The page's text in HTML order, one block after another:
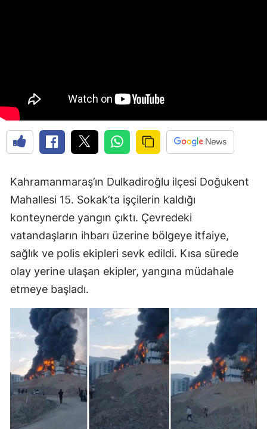
Kahramanmaraş’ın Dulkadiroğlu ilçesi Doğukent
Mahallesi 15. Sokak’ta işçilerin kaldığı
konteynerde yangın çıktı. Çevredeki
vatandaşların ihbarı üzerine bölgeye itfaiye,
sağlık ve polis ekipleri sevk edildi. Kısa sürede
olay yerine ulaşan ekipler, yangına müdahale
etmeye başladı.